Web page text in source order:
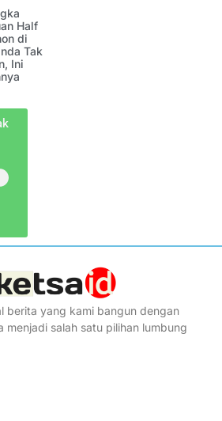
Half
di
Tak
Ini
berita yang kami bangun dengan
salah satu pilihan lumbung